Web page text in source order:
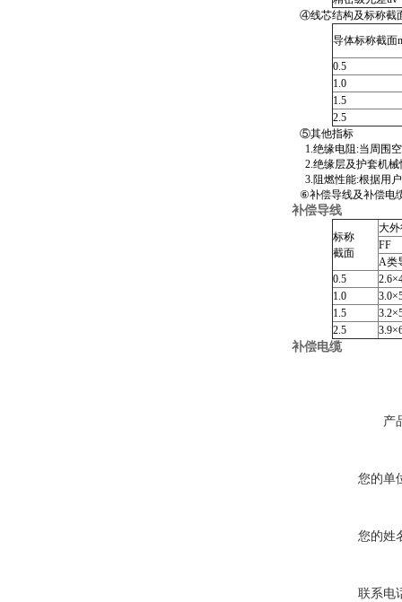
④线芯结构及标称截
导体标称截面
0.5
1.0
1.5
2.5
⑤其他指标
1.绝缘电阻:当周围空
2.绝缘层及护套机械
3.阻燃性能:根据用户
⑥补偿导线及补偿电
补偿导线
标称
截面
大
FF
A类
0.5
1.0
1.5
2.5
补偿电缆
产
您的单
您的姓
联系电